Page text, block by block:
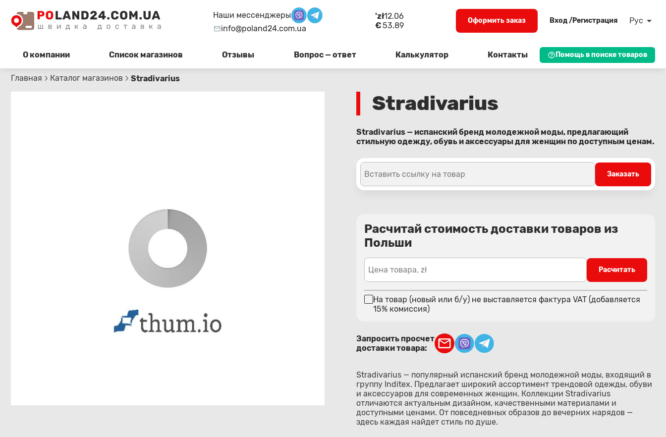
Наши мессенджеры
info@poland24.com.ua
'zł12.06
€53.89
Оформить заказ Вход /Регистрация Рус
О компании Список магазинов Отзывы Вопрос — ответ Калькулятор Контакты Помощь в поиске товаров
Главная Каталог магазинов Stradivarius
Stradivarius
Stradivarius — испанский бренд молодежной моды, предлагающий
стильную одежду, обувь и аксессуары для женщин по доступным ценам.
Вставить ссылку на товар Заказать
Расчитай стоимость доставки товаров из
Польши
Цена товара, zł Расчитать
На товар (новый или б/у) не выставляется фактура VAT (добавляется
15% комиссия)
Запросить просчет
доставки товара:
Stradivarius — популярный испанский бренд молодежной моды, входящий в
группу Inditex. Предлагает широкий ассортимент трендовой одежды, обуви
и аксессуаров для современных женщин. Коллекции Stradivarius
отличаются актуальным дизайном, качественными материалами и
доступными ценами. От повседневных образов до вечерних нарядов —
здесь каждая найдет стиль по душе.